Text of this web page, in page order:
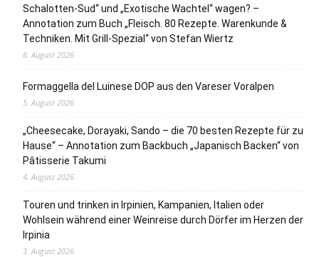
Schalotten-Sud“ und „Exotische Wachtel“ wagen? –
Annotation zum Buch „Fleisch. 80 Rezepte. Warenkunde &
Techniken. Mit Grill-Spezial“ von Stefan Wiertz
6. August 2026
Formaggella del Luinese DOP aus den Vareser Voralpen
5. August 2026
„Cheesecake, Dorayaki, Sando – die 70 besten Rezepte für zu
Hause“ – Annotation zum Backbuch „Japanisch Backen“ von
Pâtisserie Takumi
4. August 2026
Touren und trinken in Irpinien, Kampanien, Italien oder
Wohlsein während einer Weinreise durch Dörfer im Herzen der
Irpinia
3. August 2026